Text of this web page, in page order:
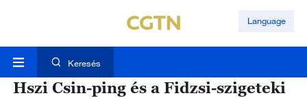
Language
Keresés
Hszi Csin-ping és a Fidzsi-szigeteki